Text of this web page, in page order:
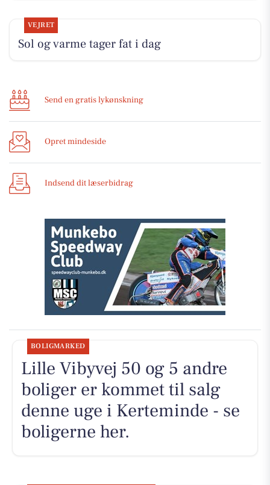
VEJRET
Sol og varme tager fat i dag
Send en gratis lykønskning
Opret mindeside
Indsend dit læserbidrag
BOLIGMARKED
Lille Vibyvej 50 og 5 andre
boliger er kommet til salg
denne uge i Kerteminde - se
boligerne her.